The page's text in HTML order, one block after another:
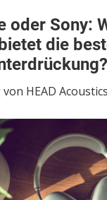
oder Sony:
die
HEAD Acoustics